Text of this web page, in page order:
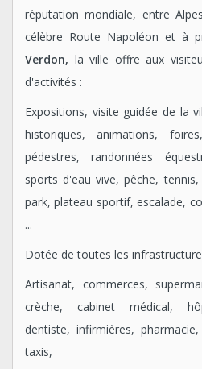
réputation mondiale, entre
célèbre Route Napoléon et à
Verdon, la ville offre aux
d'activités :
Expositions, visite guidée de la
historiques, animations,
pédestres, randonnées
sports d'eau vive, pêche,
park, plateau sportif, escalade,
...
Dotée de toutes les
Artisanat, commerces,
crèche, cabinet médical,
dentiste, infirmières,
taxis,